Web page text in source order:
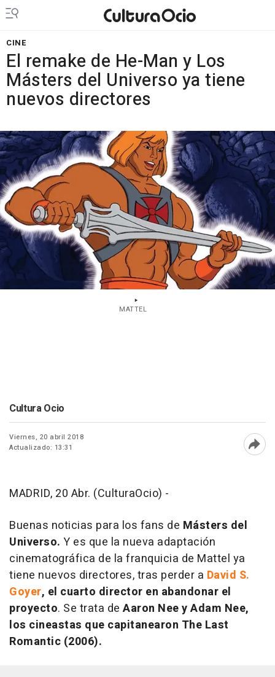
CINE
El remake de He-Man y Los
Másters del Universo ya tiene
nuevos directores
MATTEL
Cultura Ocio
Viernes, 20 abril 2018
Actualizado: 13:31
MADRID, 20 Abr. (CulturaOcio) -
Buenas noticias para los fans de Másters del
Universo. Y es que la nueva adaptación
cinematográfica de la franquicia de Mattel ya
tiene nuevos directores, tras perder a David S.
Goyer, el cuarto director en abandonar el
proyecto. Se trata de Aaron Nee y Adam Nee,
los cineastas que capitanearon The Last
Romantic (2006).